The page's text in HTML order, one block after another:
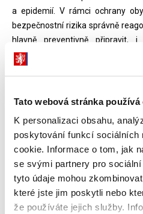
Tato webová stránka používá
K personalizaci obsahu,
poskytování funkcí
cookie. Informace o tom, jak
se svými partnery pro
tyto údaje mohou
které jste jim poskytli nebo
že používáte jejich služby.
a epidemií. V rámci ochrany
bezpečnostní rizika správně
hlavně preventivně
předvídatelné události,“ uvedl
Tlustý.
zájem o řešení materiálního
záchranářů. Bohužel stáří a
době neumožňuje její
Jelínek, velitel zásahové
Protivíně.
Klíčová je proto programová a
posilují schopnost občanů